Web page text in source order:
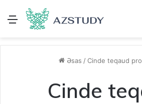
Menu
Əsas / Cinde teqaud
Cinde